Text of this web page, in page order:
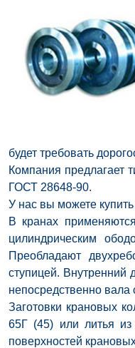
будет требовать
Компания предлагает
ГОСТ 28648-90.
У нас вы можете
В кранах
цилиндрическим
Преобладают
ступицей. Внутренний
непосредственно
Заготовки крановых
65Г (45) или литья
поверхностей